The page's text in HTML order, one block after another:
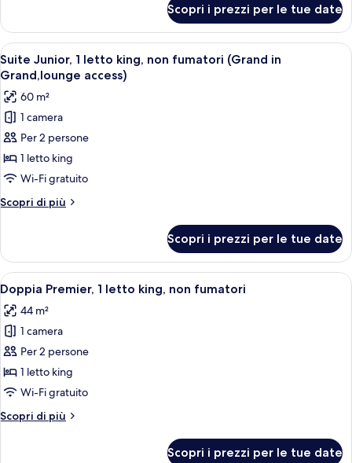
(Grand
in
Grand,lounge
access)
Junior,
letti
multipli,
non
fumatori
(Grand
in
Grand,lounge
access)
Scopri i prezzi per le tue date
Apri
tutte
le
foto
per
Suite
Junior,
1
letto
king,
fumatori
(Grand
in
Grand,lounge
access)
Una camera d'albergo con un letto
7
Suite Junior, 1 letto king, non fumatori (Grand in
Grand,lounge access)
60 m²
1 camera
Per 2 persone
1 letto king
Wi-Fi gratuito
Scopri di più
Altri
Junior,
letto
king,
non
fumatori
in
Grand,lounge
access)
Scopri i prezzi per le tue date
Apri
tutte
le
foto
per
Doppia
Premier,
letto
Una camera d'albergo moderna con
7
Doppia Premier, 1 letto king, non fumatori
44 m²
1 camera
Per 2 persone
1 letto king
Wi-Fi gratuito
Scopri di più
Altri
Scopri i prezzi per le tue date